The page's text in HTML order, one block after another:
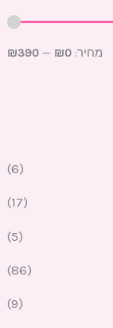
י
נ
ק
ס
מחיר: ₪0
—
₪390
(6)
(17)
(5)
(86)
(9)